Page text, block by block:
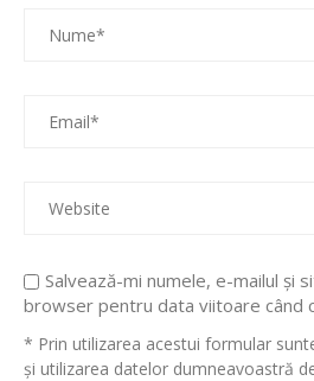
Salvează-mi numele, e-mailul și
browser pentru data viitoare când
* Prin utilizarea acestui formular
și utilizarea datelor dumneavoastră